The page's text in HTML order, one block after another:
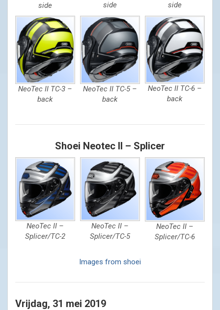
side
side
side
NeoTec II TC-3 –
back
NeoTec II TC-5 –
back
NeoTec II TC-6 –
back
Shoei Neotec II – Splicer
NeoTec II –
Splicer/TC-2
NeoTec II –
Splicer/TC-5
NeoTec II –
Splicer/TC-6
Images from shoei
Vrijdag, 31 mei 2019